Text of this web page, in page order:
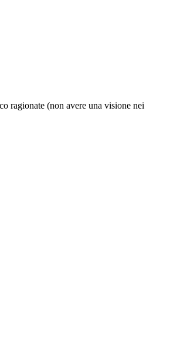
ragionate (non avere una visione nei